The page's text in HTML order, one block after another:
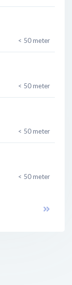
< 50 meter
< 50 meter
< 50 meter
< 50 meter